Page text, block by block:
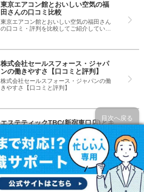
東京エアコン館とおいしい空気の福
田さんの口コミ比較
東京エアコン館とおいしい空気の福田さん
の口コミ・評判を比較してご紹介していま
どちらも見て、東京エアコン館とおいしい
してください。
株式会社セールスフォース・ジャパ
ンの働きやすさ【口コミと評判】
株式会社セールスフォース・ジャパンの働
きやすさ【口コミと評判】
エステティックTBC(新宿東口店)とキ
レイモ(北千住店)の口コミ比較
エステティックTBC(新宿東口店)とキレイモ
(北千住店)の口コミ・評判を比較してご紹介
しています。どちらのサービスも実際を利
用した方の評判ですので、良いところと悪
いところどちらも見て、エステティック
TBC(新宿東口店)とキレイモ(北千住店)のど
ちらを使うのか参考にしてください。
ジェイエステティック(高田馬場店)と
エステティックTBC(LOTTECITY錦
目次へ戻る